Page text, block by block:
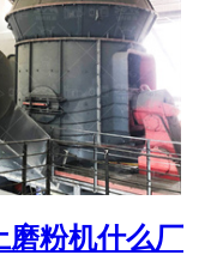
磨粉机什么厂